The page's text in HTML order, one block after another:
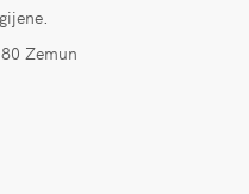
Zemun